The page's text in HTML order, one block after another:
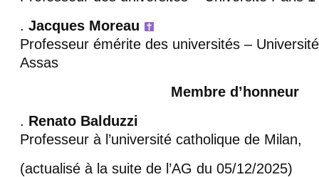
. Jacques Moreau
Professeur émérite des universités –
Assas
Membre d’honneur
. Renato Balduzzi
Professeur à l’université catholique de Milan,
(actualisé à la suite de l’AG du 05/12/2025)